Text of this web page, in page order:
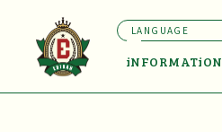
iNFORMATiON
LANGUAGE